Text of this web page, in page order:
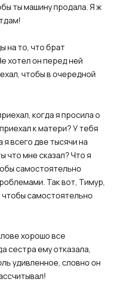
ты машину продала. Я ж
на то, что брат
хотел он перед ней
чтобы в очередной
когда я просила о
к матери? У тебя
я всего две тысячи на
что мне сказал? Что я
самостоятельно
Так вот, Тимур,
самостоятельно
хорошо все
сестра ему отказала,
удивленное, словно он